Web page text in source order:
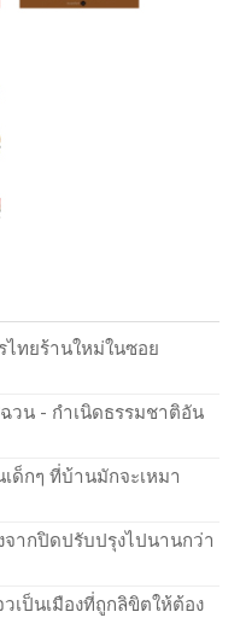
ไทยร้านใหม่ในซอย
วน - กำเนิดธรรมชาติอัน
เด็กๆ ที่บ้านมักจะเหมา
จากปิดปรับปรุงไปนานกว่า
วเป็นเมืองที่ถูกลิขิตให้ต้อง